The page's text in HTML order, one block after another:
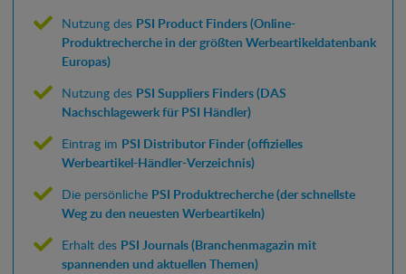
Nutzung des PSI Product Finders (Online-
Produktrecherche in der größten Werbeartikeldatenbank
Europas)
Nutzung des PSI Suppliers Finders (DAS
Nachschlagewerk für PSI Händler)
Eintrag im PSI Distributor Finder (offizielles
Werbeartikel-Händler-Verzeichnis)
Die persönliche PSI Produktrecherche (der schnellste
Weg zu den neuesten Werbeartikeln)
Erhalt des PSI Journals (Branchenmagazin mit
spannenden und aktuellen Themen)